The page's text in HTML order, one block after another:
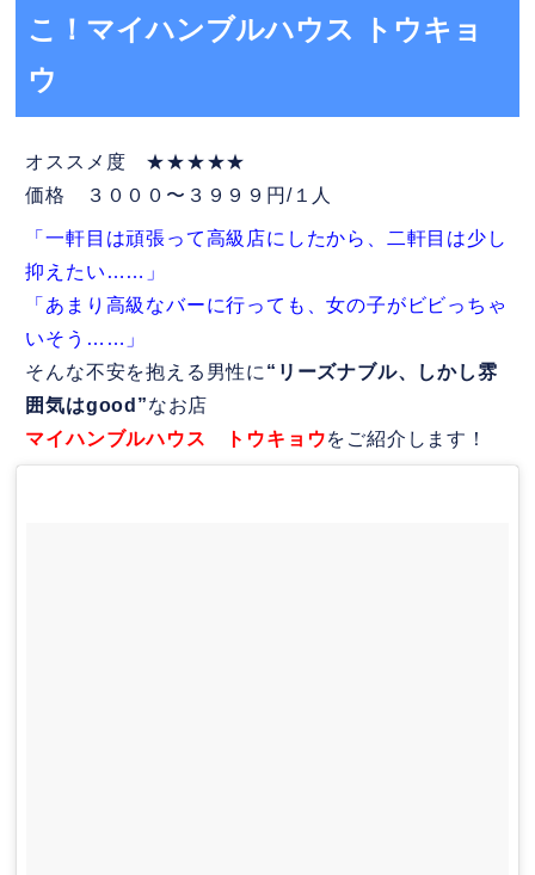
こ！マイハンブルハウス トウキョ
ウ
オススメ度 ★★★★★
価格 ３０００〜３９９９円/１人
「一軒目は頑張って高級店にしたから、二軒目は少し
抑えたい……」
「あまり高級なバーに行っても、女の子がビビっちゃ
いそう……」
そんな不安を抱える男性に “リーズナブル、しかし雰
囲気はgood”なお店
マイハンブルハウス トウキョウをご紹介します！